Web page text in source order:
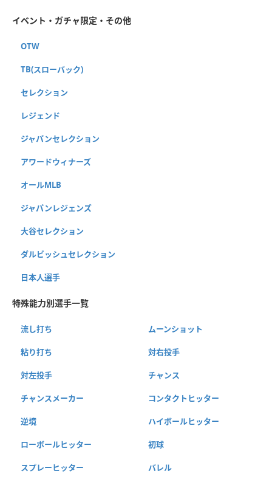
イベント・ガチャ限定・その他
OTW
TB(スローバック)
セレクション
レジェンド
ジャパンセレクション
アワードウィナーズ
オールMLB
ジャパンレジェンズ
大谷セレクション
ダルビッシュセレクション
日本人選手
特殊能力別選手一覧
流し打ち ムーンショット
粘り打ち 対右投手
対左投手 チャンス
チャンスメーカー コンタクトヒッター
逆境 ハイボールヒッター
ローボールヒッター 初球
スプレーヒッター バレル